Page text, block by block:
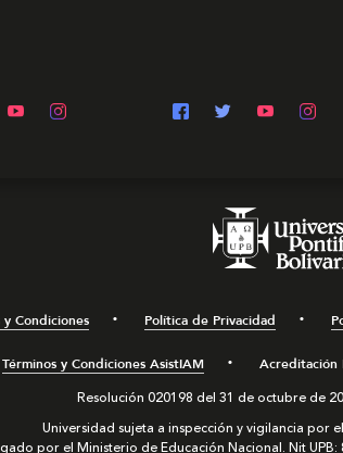
y Condiciones Política de Privacidad
Términos y Condiciones AsistIAM Acreditación
Resolución 020198 del 31 de octubre de
Universidad sujeta a inspección y vigilancia por
por el Ministerio de Educación Nacional. Nit